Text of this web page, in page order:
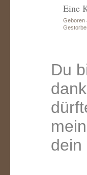
Eine
Geboren
Du
dein